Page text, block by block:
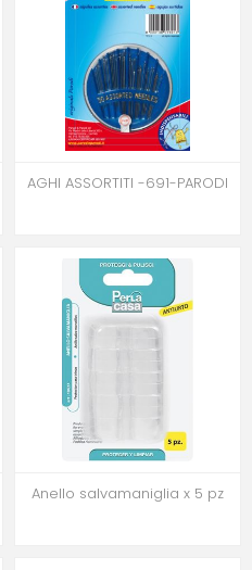
AGHI ASSORTITI -691-PARODI
Anello salvamaniglia x 5 pz